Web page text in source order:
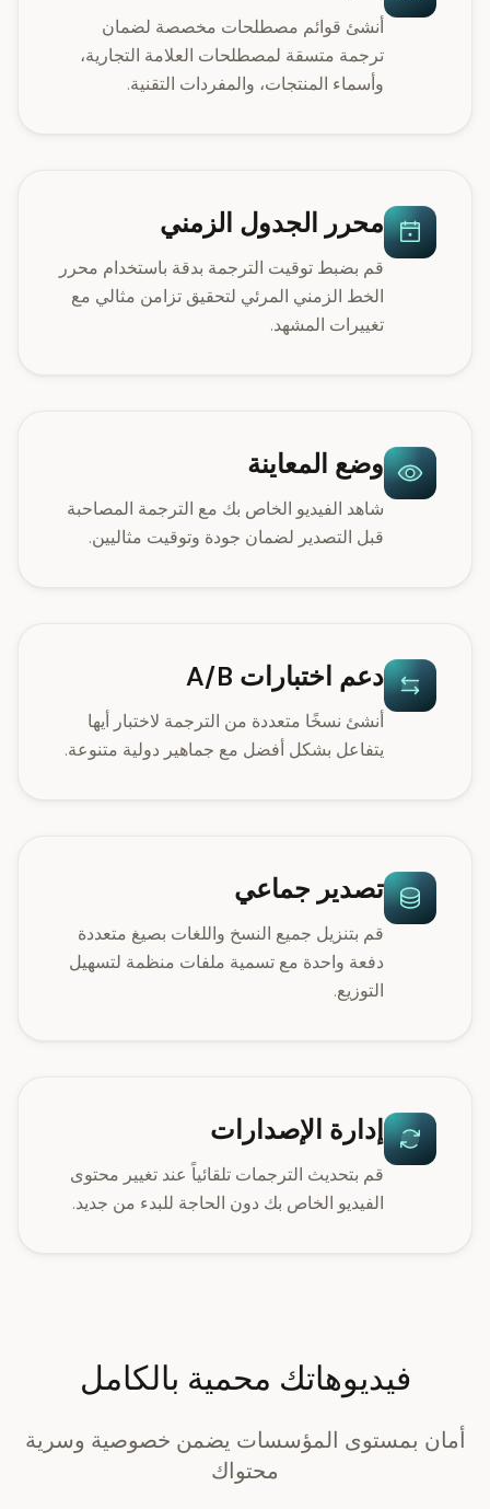
أنشئ قوائم مصطلحات مخصصة لضمان
ترجمة متسقة لمصطلحات العلامة التجارية،
وأسماء المنتجات، والمفردات التقنية.
محرر الجدول الزمني
قم بضبط توقيت الترجمة بدقة باستخدام محرر
الخط الزمني المرئي لتحقيق تزامن مثالي مع
تغييرات المشهد.
وضع المعاينة
شاهد الفيديو الخاص بك مع الترجمة المصاحبة
قبل التصدير لضمان جودة وتوقيت مثاليين.
دعم اختبارات A/B
أنشئ نسخًا متعددة من الترجمة لاختبار أيها
يتفاعل بشكل أفضل مع جماهير دولية متنوعة.
تصدير جماعي
قم بتنزيل جميع النسخ واللغات بصيغ متعددة
دفعة واحدة مع تسمية ملفات منظمة لتسهيل
التوزيع.
إدارة الإصدارات
قم بتحديث الترجمات تلقائياً عند تغيير محتوى
الفيديو الخاص بك دون الحاجة للبدء من جديد.
فيديوهاتك محمية بالكامل
أمان بمستوى المؤسسات يضمن خصوصية وسرية
محتواك